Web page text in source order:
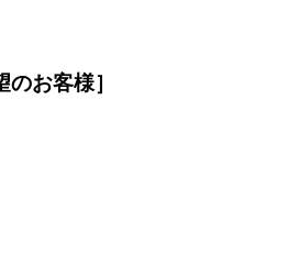
お客様］